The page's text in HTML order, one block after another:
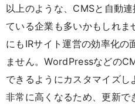
以上のような、CMSと自動
ている企業も多いかもしれま
にもIRサイト運営の効率化の
ません。WordPressなどの
できるようにカスタマイズ
非常に高くなるため、更新で